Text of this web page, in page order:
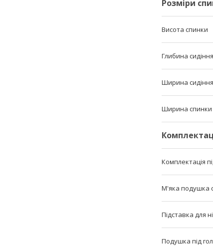
Розміри
Висота спинки
Глибина сидіння
Ширина сидіння
Ширина спинки
Комплектація
М'яка подушка
Підставка для
Подушка під